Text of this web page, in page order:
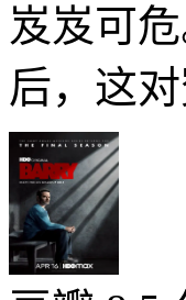
岌岌可
后，这